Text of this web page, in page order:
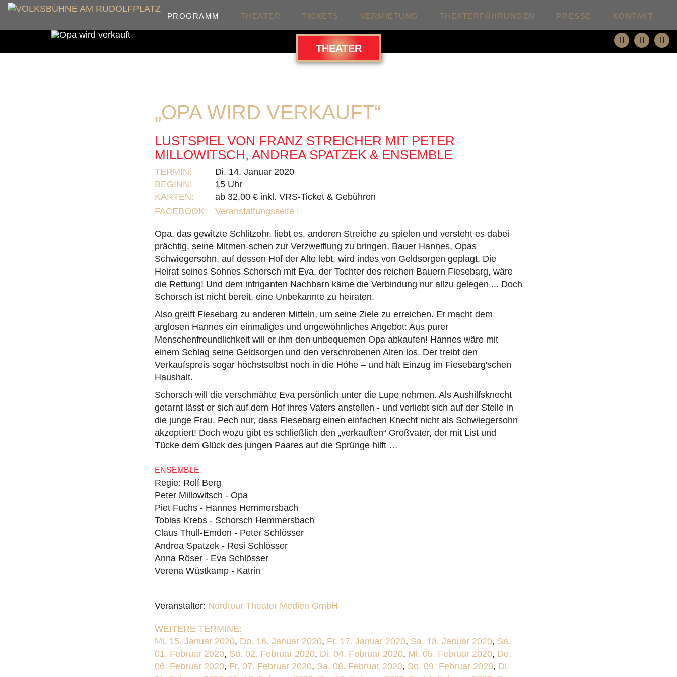
PROGRAMM THEATER TICKETS VERMIETUNG THEATERFÜHRUNGEN PRESSE KONTAKT
THEATER
„OPA WIRD VERKAUFT“
LUSTSPIEL VON FRANZ STREICHER MIT PETER
MILLOWITSCH, ANDREA SPATZEK & ENSEMBLE
TERMIN:
Di. 14. Januar 2020
BEGINN:
15 Uhr
KARTEN:
ab 32,00 € inkl. VRS-Ticket & Gebühren
FACEBOOK:
Veranstaltungsseite
Opa, das gewitzte Schlitzohr, liebt es, anderen Streiche zu spielen und versteht es dabei
prächtig, seine Mitmen-schen zur Verzweiflung zu bringen. Bauer Hannes, Opas
Schwiegersohn, auf dessen Hof der Alte lebt, wird indes von Geldsorgen geplagt. Die
Heirat seines Sohnes Schorsch mit Eva, der Tochter des reichen Bauern Fiesebarg, wäre
die Rettung! Und dem intriganten Nachbarn käme die Verbindung nur allzu gelegen ... Doch
Schorsch ist nicht bereit, eine Unbekannte zu heiraten.
Also greift Fiesebarg zu anderen Mitteln, um seine Ziele zu erreichen. Er macht dem
arglosen Hannes ein einmaliges und ungewöhnliches Angebot: Aus purer
Menschenfreundlichkeit will er ihm den unbequemen Opa abkaufen! Hannes wäre mit
einem Schlag seine Geldsorgen und den verschrobenen Alten los. Der treibt den
Verkaufspreis sogar höchstselbst noch in die Höhe – und hält Einzug im Fiesebarg'schen
Haushalt.
Schorsch will die verschmähte Eva persönlich unter die Lupe nehmen. Als Aushilfsknecht
getarnt lässt er sich auf dem Hof ihres Vaters anstellen - und verliebt sich auf der Stelle in
die junge Frau. Pech nur, dass Fiesebarg einen einfachen Knecht nicht als Schwiegersohn
akzeptiert! Doch wozu gibt es schließlich den „verkauften“ Großvater, der mit List und
Tücke dem Glück des jungen Paares auf die Sprünge hilft …
ENSEMBLE
Regie: Rolf Berg
Peter Millowitsch - Opa
Piet Fuchs - Hannes Hemmersbach
Tobias Krebs - Schorsch Hemmersbach
Claus Thull-Emden - Peter Schlösser
Andrea Spatzek - Resi Schlösser
Anna Röser - Eva Schlösser
Verena Wüstkamp - Katrin
Veranstalter: Nordtour Theater Medien GmbH
WEITERE TERMINE:
Mi. 15. Januar 2020, Do. 16. Januar 2020, Fr. 17. Januar 2020, Sa. 18. Januar 2020, Sa.
01. Februar 2020, So. 02. Februar 2020, Di. 04. Februar 2020, Mi. 05. Februar 2020, Do.
06. Februar 2020, Fr. 07. Februar 2020, Sa. 08. Februar 2020, So. 09. Februar 2020, Di.